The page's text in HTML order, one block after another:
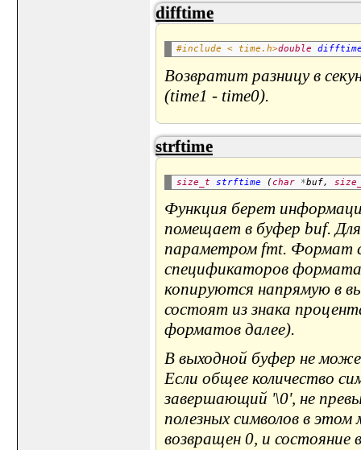
difftime
#include < time.h>double
Возвратит разницу в
(time1 - time0).
strftime
size_t strftime (char *buf,
Функция берет
помещает в буфер buf.
параметром fmt. Формат
спецификаторов
копируются напрямую в
состоят из знака
форматов далее).
В выходной буфер не
Если общее количество
завершающий '\0', не
полезных символов в
возвращен 0, и состояние